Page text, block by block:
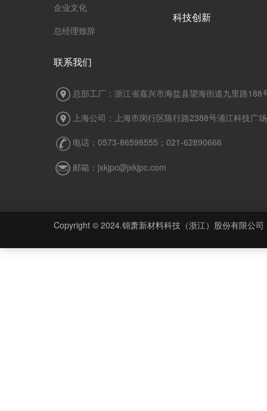
企业文化
总经理致辞
科技创新
联系我们
总部工厂：浙江省嘉兴市海盐县望海街道九里路188
上海公司：上海市闵行区陈行路2388号浦江科技广
电话：0573-86598555；021-62890666
邮箱：jxkjpc@jxkjpc.com
Copyright © 2024.锦萧新材料科技（浙江）股份有限公